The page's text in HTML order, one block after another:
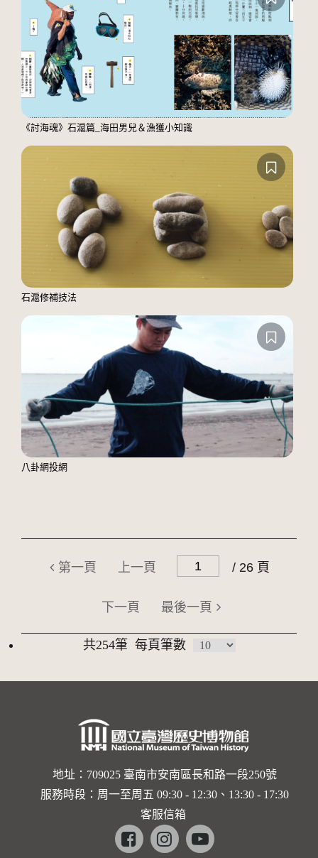
《討海魂》石滬篇_海田男兒＆漁獲小知識
石滬修補技法
八卦網投網
第一頁 上一頁 / 26 頁
下一頁 最後一頁
共254筆 每頁筆數
地址：709025 臺南市安南區長和路一段250號
服務時段：周一至周五 09:30 - 12:30、13:30 - 17:30
客服信箱
Facebookinstagramyoutube